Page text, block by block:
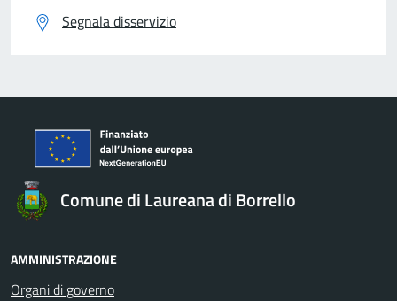
Segnala disservizio
Comune di Laureana di Borrello
AMMINISTRAZIONE
Organi di governo